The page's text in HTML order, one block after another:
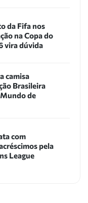
da Fifa nos
na Copa do
vira dúvida
camisa
Brasileira
de
com
pela
League